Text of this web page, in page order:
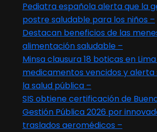
Pediatra española alerta que la
postre saludable para los niños –
Destacan beneficios de las
alimentación saludable –
Minsa clausura 18 boticas en
medicamentos vencidos y alerta
la salud pública –
SIS obtiene certificación de
Gestión Pública 2026 por
traslados aeromédicos –